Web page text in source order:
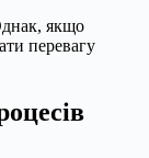
якщо
перевагу